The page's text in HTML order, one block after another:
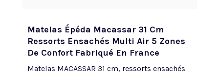
Matelas Épéda Macassar 31 Cm
Ressorts Ensachés Multi Air 5 Zones
De Confort Fabriqué En France
Matelas MACASSAR 31 cm, ressorts ensachés